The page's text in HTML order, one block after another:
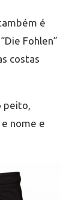
é
Fohlen”
costas
peito,
nome e